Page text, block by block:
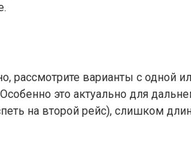
рассмотрите варианты с
это актуально для
на второй рейс), слишком